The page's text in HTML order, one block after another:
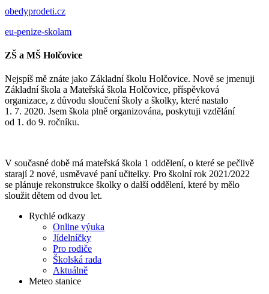
obedyprodeti.cz
eu-penize-skolam
ZŠ a MŠ Holčovice
Nejspíš mě znáte jako Základní školu Holčovice. Nově se jmenuji
Základní škola a Mateřská škola Holčovice, příspěvková
organizace, z důvodu sloučení školy a školky, které nastalo
1. 7. 2020. Jsem škola plně organizována, poskytuji vzdělání
od 1. do 9. ročníku.
V současné době má mateřská škola 1 oddělení, o které se pečlivě
starají 2 nové, usměvavé paní učitelky. Pro školní rok 2021/2022
se plánuje rekonstrukce školky o další oddělení, které by mělo
sloužit dětem od dvou let.
Rychlé odkazy
Online výuka
Jídelníčky
Pro rodiče
Školská rada
Aktuálně
Meteo stanice